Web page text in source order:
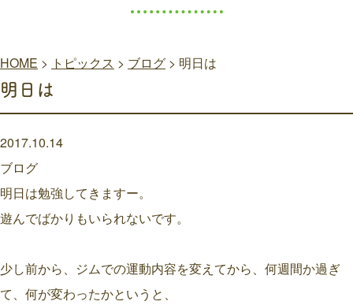
HOME > トピックス > ブログ > 明日は
明日は
2017.10.14
ブログ
明日は勉強してきますー。
遊んでばかりもいられないです。
少し前から、ジムでの運動内容を変えてから、何週間か過ぎ
て、何が変わったかというと、